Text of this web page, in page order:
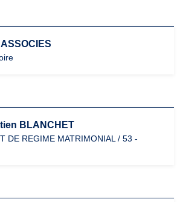
BLANCHET
DE REGIME MATRIMONIAL / 53 -